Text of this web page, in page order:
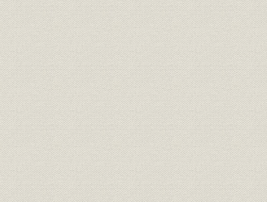
業活こと始め 黒沼蔵人
ある新聞投書をめぐる4日間のドキュメント 豊田英男
「危険を捜す男たち」 本間靖敏
三金会と博覧会 石綿惇
“明日が見える交差点” 後藤辰之
こぞの雪今いずこ 辻弘